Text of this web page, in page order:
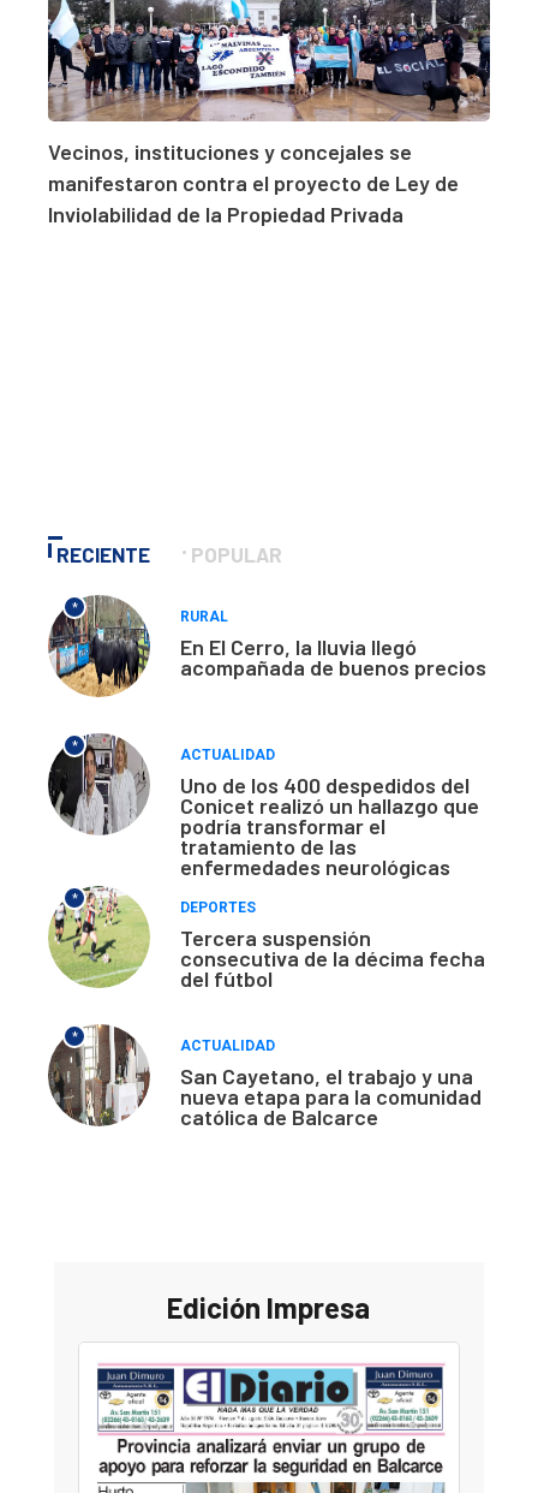
Vecinos, instituciones y concejales se
manifestaron contra el proyecto de Ley de
Inviolabilidad de la Propiedad Privada
RECIENTE POPULAR
*
RURAL
En El Cerro, la lluvia llegó
acompañada de buenos precios
*
ACTUALIDAD
Uno de los 400 despedidos del
Conicet realizó un hallazgo que
podría transformar el
tratamiento de las
enfermedades neurológicas
*
DEPORTES
Tercera suspensión
consecutiva de la décima fecha
del fútbol
*
ACTUALIDAD
San Cayetano, el trabajo y una
nueva etapa para la comunidad
católica de Balcarce
Edición Impresa